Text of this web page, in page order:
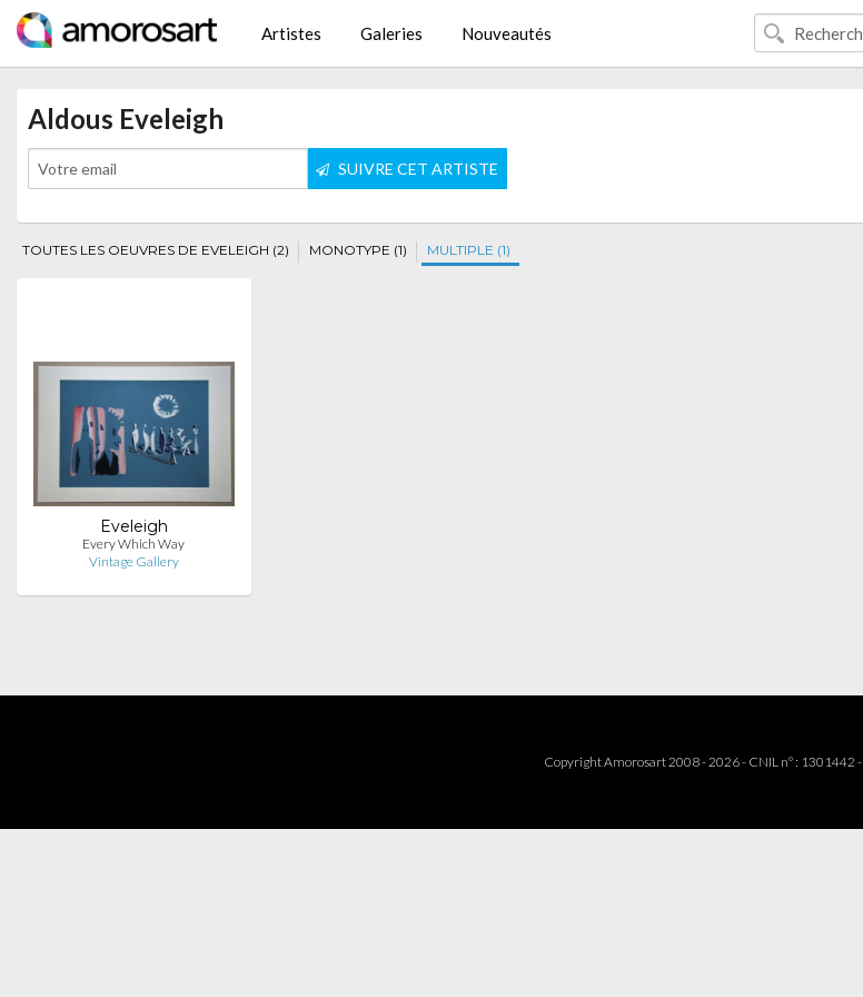
Artistes Galeries Nouveautés
Aldous Eveleigh
SUIVRE CET ARTISTE
TOUTES LES OEUVRES DE EVELEIGH (2) MONOTYPE (1) MULTIPLE (1)
Eveleigh
Every Which Way
Vintage Gallery
Copyright Amorosart 2008 - 2026 - CNIL n° : 1301442 -